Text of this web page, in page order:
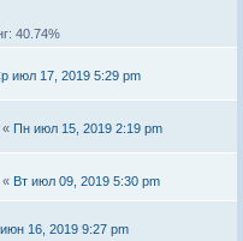
40.74%
июл 17, 2019 5:29 pm
« Пн июл 15, 2019 2:19 pm
« Вт июл 09, 2019 5:30 pm
16, 2019 9:27 pm